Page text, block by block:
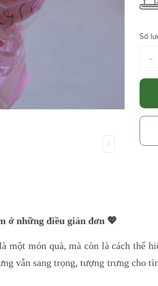
Số
–
ở những điều giản đơn 💖
một món quà, mà còn là cách thể
vẫn sang trọng, tượng trưng cho